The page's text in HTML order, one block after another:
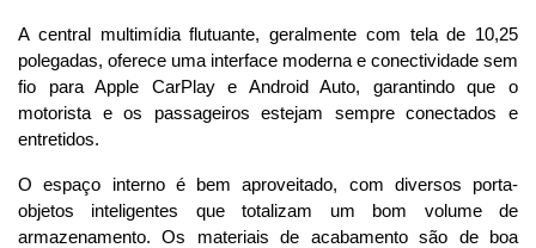
A central multimídia flutuante, geralmente com tela de 10,25
polegadas, oferece uma interface moderna e conectividade sem
fio para Apple CarPlay e Android Auto, garantindo que o
motorista e os passageiros estejam sempre conectados e
entretidos.
O espaço interno é bem aproveitado, com diversos porta-
objetos inteligentes que totalizam um bom volume de
armazenamento. Os materiais de acabamento são de boa